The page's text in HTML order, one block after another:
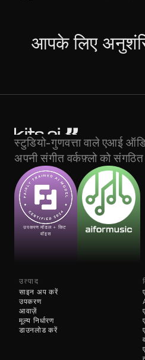
आपके लिए
स्टुडियो-गुणवत्ता वाले एआई
अपनी संगीत वर्कफ़्लो को
उपकरण मॉडल + किट
वॉइस
उत्पाद
साइन अप करें
उपकरण
आवाज़ें
मूल्य निर्धारण
डाउनलोड करें